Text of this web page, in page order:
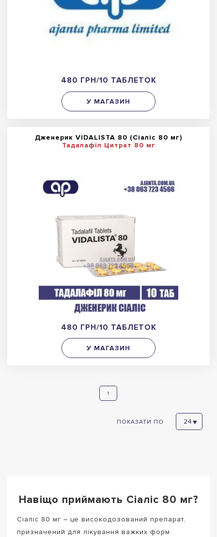
480 ГРН/10 ТАБЛЕТОК
У МАГАЗИН
Дженерик VIDALISTA 80 (Сіаліс 80 мг)
Тадалафіл Цитрат 80 мг
480 ГРН/10 ТАБЛЕТОК
У МАГАЗИН
1
ПОКАЗАТИ ПО
Навіщо приймають Сіаліс 80 мг?
Сіаліс 80 мг – це високодозований препарат,
призначений для лікування важких форм